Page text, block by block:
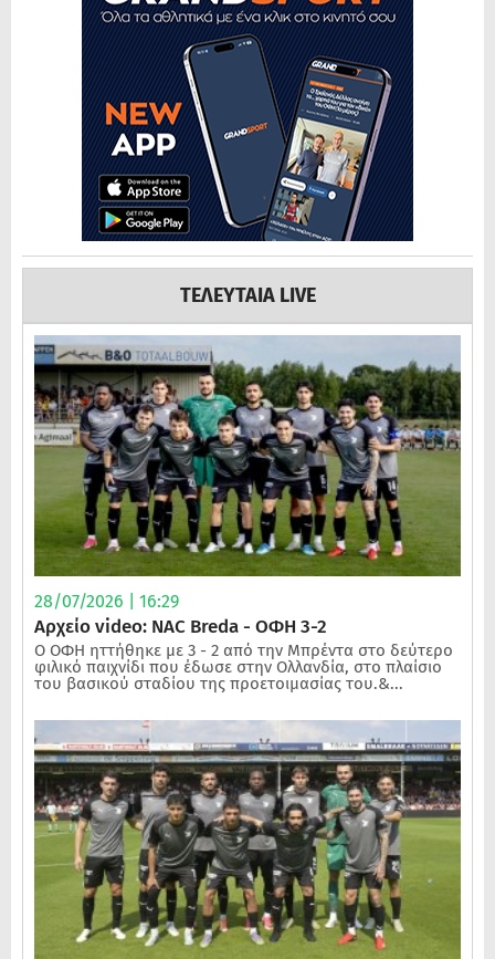
ΤΕΛΕΥΤΑΙΑ LIVE
28/07/2026 | 16:29
Αρχείο video: NAC Breda - ΟΦΗ 3-2
Ο ΟΦΗ ηττήθηκε με 3 - 2 από την Μπρέντα στο δεύτερο
φιλικό παιχνίδι που έδωσε στην Ολλανδία, στο πλαίσιο
του βασικού σταδίου της προετοιμασίας του.&...